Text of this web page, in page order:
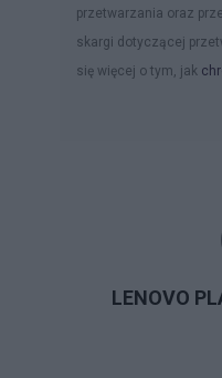
przetwarzania oraz
skargi dotyczącej
się więcej o tym, jak
LENOVO